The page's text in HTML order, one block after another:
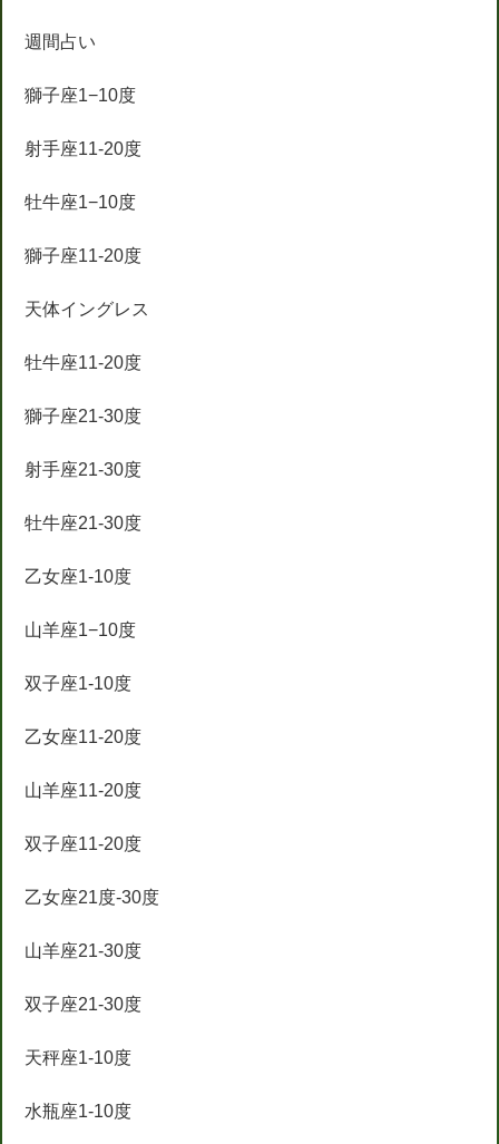
週間占い
獅子座1−10度
射手座11-20度
牡牛座1−10度
獅子座11-20度
天体イングレス
牡牛座11-20度
獅子座21-30度
射手座21-30度
牡牛座21-30度
乙女座1-10度
山羊座1−10度
双子座1-10度
乙女座11-20度
山羊座11-20度
双子座11-20度
乙女座21度-30度
山羊座21-30度
双子座21-30度
天秤座1-10度
水瓶座1-10度